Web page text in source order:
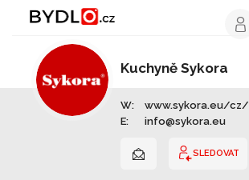
Kuchyně Sykora
W:
www.sykora.eu/cz/
E:
info@sykora.eu
SLEDOVAT